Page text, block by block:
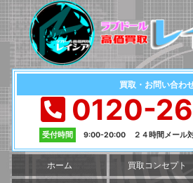
買取・お問い合わ
0120-
受付時間 9:00-20:00 ２４時間メール
ホーム 買取コンセプト